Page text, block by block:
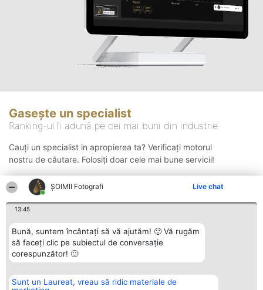
ȘOIMII Fotografi Live chat
13:45
Bună, suntem încântați să vă ajutăm! 🙂 Vă rugăm
să faceți clic pe subiectul de conversație
corespunzător! 🙂
Sunt un Laureat, vreau să ridic materiale de
Gasește un specialist
Ranking-ul îi adună pe cei mai buni din industrie
Cauți un specialist in apropierea ta? Verificați motorul
nostru de căutare. Folosiți doar cele mai bune servicii!
Organizator Ranking Plebiscyt Contact